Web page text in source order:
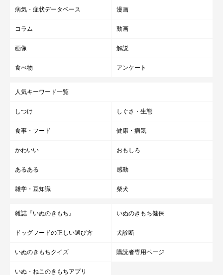
⑪胃腸炎→寒さのストレスで下痢などが続く
胃腸炎は、寒さによるストレス、ウイルス、細菌、寄生虫、誤食
下痢や嘔吐が続いたり、食欲不振、脱水 などの症状が見られま
⑫大腸炎→いつもの生活環境が乱されること
大腸炎は、寒さや年末年始などのお出かけ、来客などによるスト
だけの下痢や嘔吐などの症状が見られます。
病気・症状データベース 漫画
コラム 動画
画像 解説
食べ物 アンケート
人気キーワード一覧
しつけ しぐさ・生態
食事・フード 健康・病気
かわいい おもしろ
あるある 感動
雑学・豆知識 柴犬
雑誌『いぬのきもち』 いぬのきもち健保
ドッグフードの正しい選び方 犬診断
いぬのきもちクイズ 購読者専用ページ
いぬ・ねこのきもちアプリ